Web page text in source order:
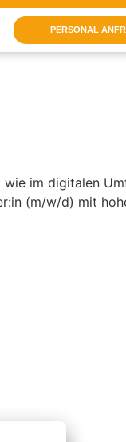
PERSONAL
im digitalen
(m/w/d) mit